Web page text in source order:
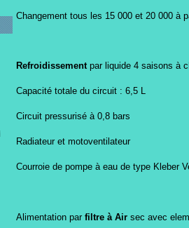
Changement tous les 15 000 et 20 000 à
Refroidissementpar liquide 4 saisons à
Capacité totale du circuit : 6,5 L
Circuit pressurisé à 0,8 bars
Radiateur et motoventilateur
Courroie de pompe à eau de type Kleber
Alimentation par filtre à Air sec avec